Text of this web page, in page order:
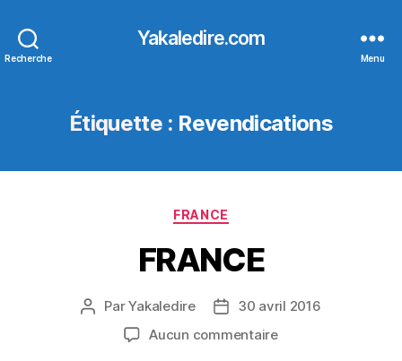
Recherche
Yakaledire.com
Menu
Étiquette : Revendications
Catégories
FRANCE
FRANCE
Auteur
l’article
ParYakaledire
Date30 avril 2016
Aucun commentairesur